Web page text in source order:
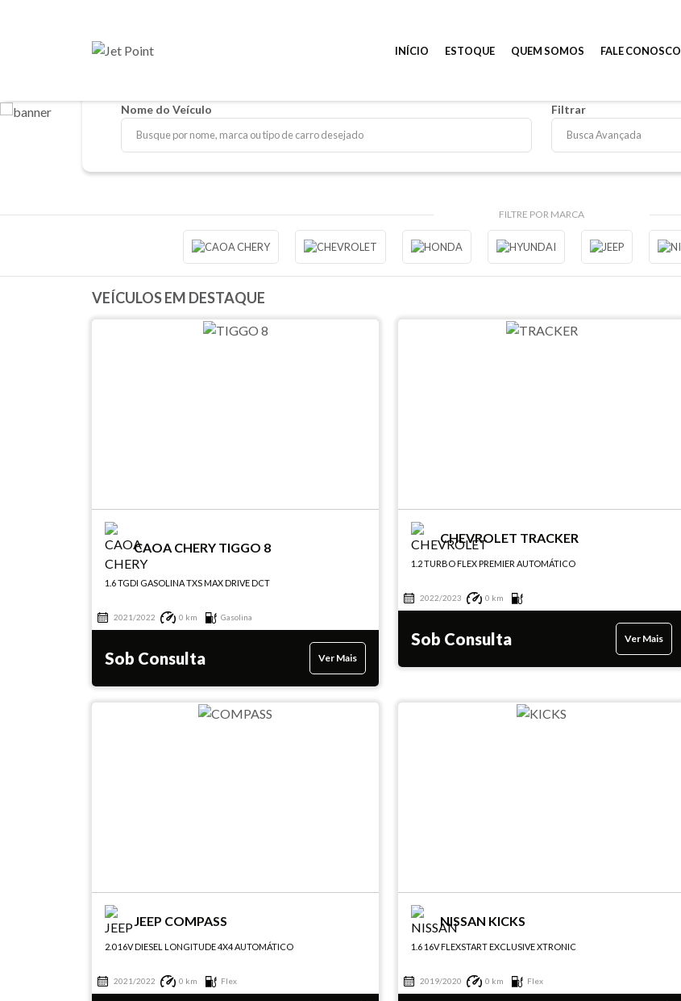
INÍCIO ESTOQUE QUEM SOMOS FALE CONOSCO
Nome do Veículo Filtrar
Busca Avançada
FILTRE POR MARCA
VEÍCULOS EM DESTAQUE
CAOA CHERY TIGGO 8
1.6 TGDI GASOLINA TXS MAX DRIVE DCT
2021/2022 0 km Gasolina
Sob Consulta Ver Mais
CHEVROLET TRACKER
1.2 TURBO FLEX PREMIER AUTOMÁTICO
2022/2023 0 km
Sob Consulta Ver Mais
JEEP COMPASS
2.0 16V DIESEL LONGITUDE 4X4 AUTOMÁTICO
2021/2022 0 km Flex
NISSAN KICKS
1.6 16V FLEXSTART EXCLUSIVE XTRONIC
2019/2020 0 km Flex